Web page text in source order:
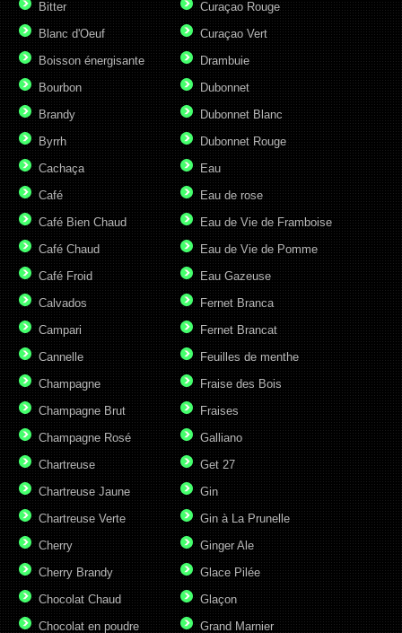
Bitter
Blanc d'Oeuf
Boisson énergisante
Bourbon
Brandy
Byrrh
Cachaça
Café
Café Bien Chaud
Café Chaud
Café Froid
Calvados
Campari
Cannelle
Champagne
Champagne Brut
Champagne Rosé
Chartreuse
Chartreuse Jaune
Chartreuse Verte
Cherry
Cherry Brandy
Chocolat Chaud
Chocolat en poudre
Curaçao Rouge
Curaçao Vert
Drambuie
Dubonnet
Dubonnet Blanc
Dubonnet Rouge
Eau
Eau de rose
Eau de Vie de Framboise
Eau de Vie de Pomme
Eau Gazeuse
Fernet Branca
Fernet Brancat
Feuilles de menthe
Fraise des Bois
Fraises
Galliano
Get 27
Gin
Gin à La Prunelle
Ginger Ale
Glace Pilée
Glaçon
Grand Marnier